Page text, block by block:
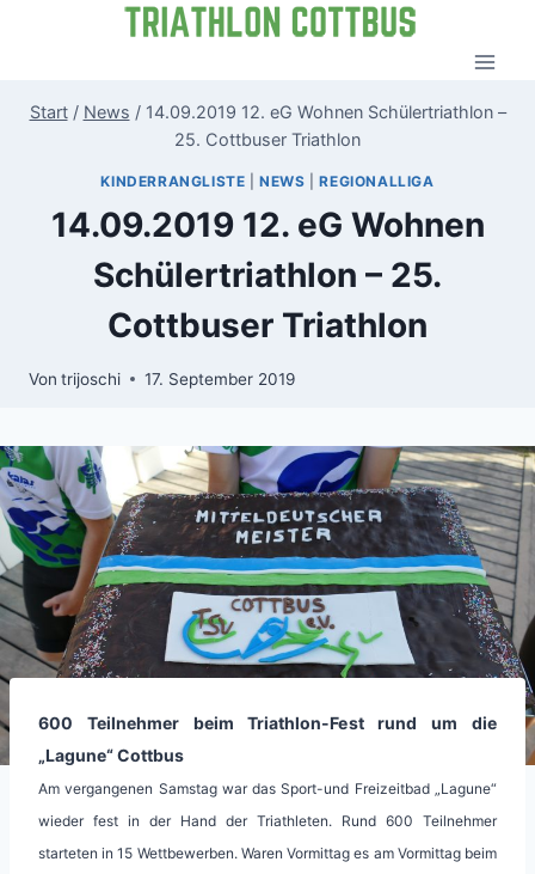
Start / News / 14.09.2019 12. eG Wohnen Schülertriathlon –
25. Cottbuser Triathlon
KINDERRANGLISTE |NEWS |REGIONALLIGA
14.09.2019 12. eG Wohnen
Schülertriathlon – 25.
Cottbuser Triathlon
Von trijoschi 17. September 2019
600 Teilnehmer beim Triathlon-Fest rund um die
„Lagune“ Cottbus
Am vergangenen Samstag war das Sport-und Freizeitbad „Lagune“
wieder fest in der Hand der Triathleten. Rund 600 Teilnehmer
starteten in 15 Wettbewerben. Waren Vormittag es am Vormittag beim